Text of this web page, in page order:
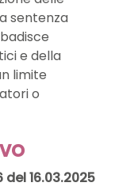
sentenza
e della
limite
o
16.03.2025